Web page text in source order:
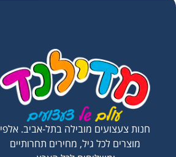
חנות צעצועים מובילה בתל-אביב. אלפי
מוצרים לכל גיל, מחירים תחרותיים